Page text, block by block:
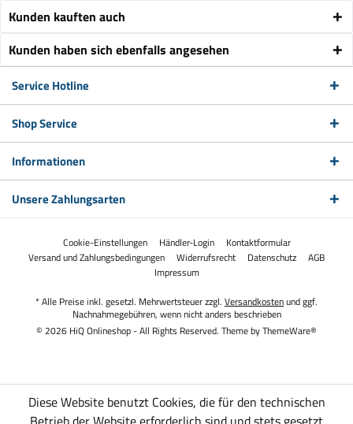
Kunden kauften auch
Kunden haben sich ebenfalls angesehen
Service Hotline
Shop Service
Informationen
Unsere Zahlungsarten
Cookie-Einstellungen Händler-Login
Kontaktformular
Versand und Zahlungsbedingungen
Widerrufsrecht Datenschutz
AGB
Impressum
* Alle Preise inkl. gesetzl. Mehrwertsteuer zzgl. Versandkostenund ggf.
Nachnahmegebühren, wenn nicht anders beschrieben
© 2026 HiQ Onlineshop - All Rights Reserved. Theme byThemeWare®
Diese Website benutzt Cookies, die für den technischen